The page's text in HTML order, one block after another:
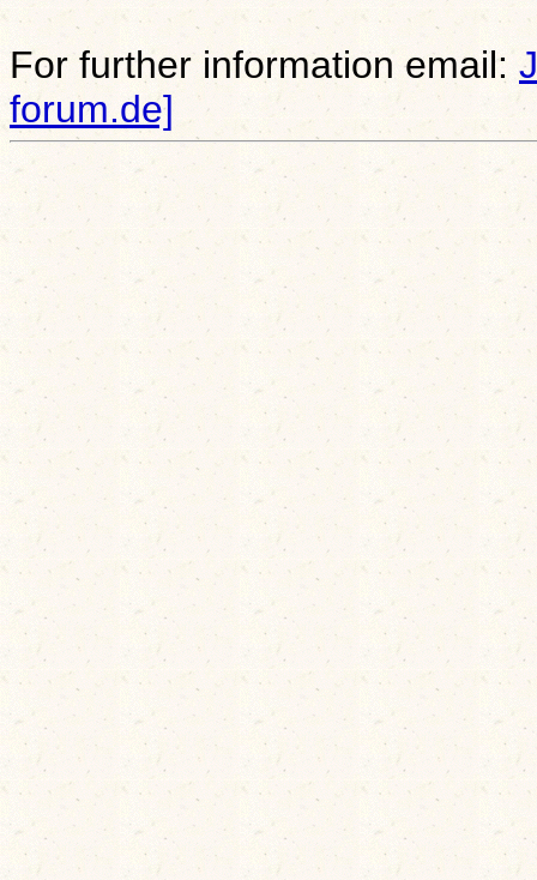
For further information email:
forum.de]